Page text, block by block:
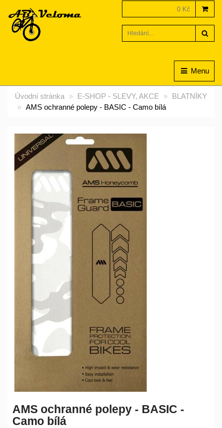
0 Kč
Menu
Úvodní stránka E-SHOP - SLEVY, AKCE
BLATNÍKY
AMS ochranné polepy - BASIC - Camo bílá
AMS ochranné polepy - BASIC -
Camo bílá